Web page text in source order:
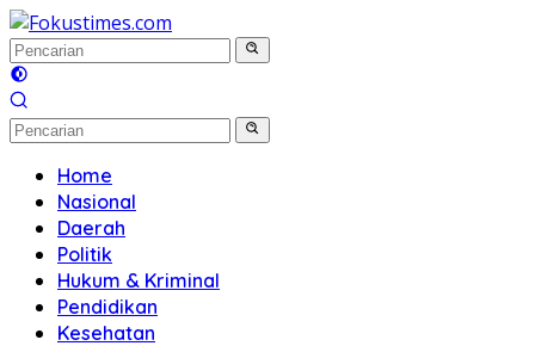
Langsung
ke
konten
Home
Nasional
Daerah
Politik
Hukum & Kriminal
Pendidikan
Kesehatan